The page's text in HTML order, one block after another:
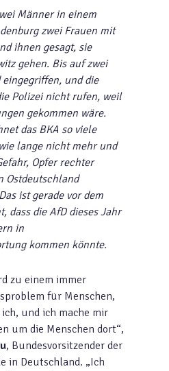
Männer in einem
zwei Frauen mit
ihnen gesagt, sie
gehen. Bis auf zwei
und die
Polizei nicht rufen, weil
gekommen wäre.
das BKA so viele
lange nicht mehr und
Opfer rechter
Ostdeutschland
ist gerade vor dem
dass die AfD dieses Jahr
in
kommen könnte.
zu einem immer
für Menschen,
und ich mache mir
um die Menschen dort“,
, Bundesvorsitzender der
in Deutschland. „Ich